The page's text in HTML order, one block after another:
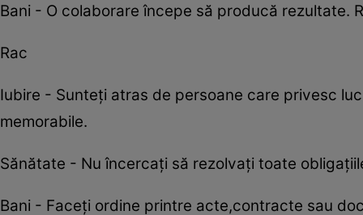
Bani - O colaborare începe să producă rezultate.
Rac
Iubire - Sunteți atras de persoane care privesc
memorabile.
Sănătate - Nu încercați să rezolvați toate
Bani - Faceți ordine printre acte,contracte sau